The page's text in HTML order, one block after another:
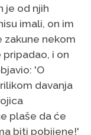
je od njih
imali, on im
zakune nekom
i on
'O
davanja
plaše da će
biti pobijene!'